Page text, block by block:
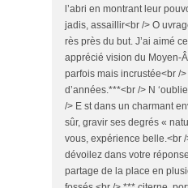
l’abri en montrant leur
jadis, assaillir<br /> O
rès près du but. J’ai aimé
apprécié vision du Moyen-
parfois mais incrustée<br /
d’années.***<br /> N
/> E st dans un charmant
sûr, gravir ses degrés «
vous, expérience belle.<br
dévoilez dans votre
partage de la place en